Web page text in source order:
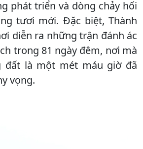
phát triển và dòng chảy hối
tươi mới. Đặc biệt, Thành
diễn ra những trận đánh ác
trong 81 ngày đêm, nơi mà
đất là một mét máu giờ đã
vọng.